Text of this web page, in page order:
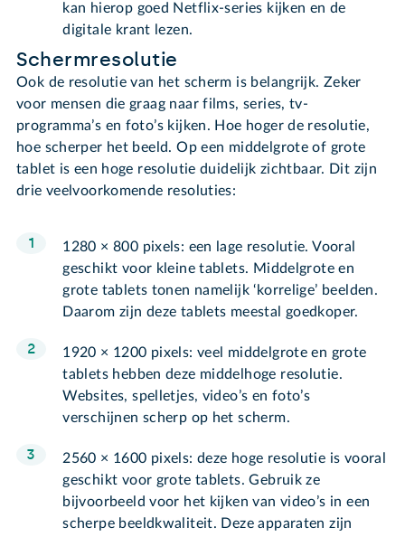
kan hierop goed Netflix-series kijken en de
digitale krant lezen.
Schermresolutie
Ook de resolutie van het scherm is belangrijk. Zeker
voor mensen die graag naar films, series, tv-
programma’s en foto’s kijken. Hoe hoger de resolutie,
hoe scherper het beeld. Op een middelgrote of grote
tablet is een hoge resolutie duidelijk zichtbaar. Dit zijn
drie veelvoorkomende resoluties:
1280 × 800 pixels: een lage resolutie. Vooral
geschikt voor kleine tablets. Middelgrote en
grote tablets tonen namelijk ‘korrelige’ beelden.
Daarom zijn deze tablets meestal goedkoper.
1920 × 1200 pixels: veel middelgrote en grote
tablets hebben deze middelhoge resolutie.
Websites, spelletjes, video’s en foto’s
verschijnen scherp op het scherm.
2560 × 1600 pixels: deze hoge resolutie is vooral
geschikt voor grote tablets. Gebruik ze
bijvoorbeeld voor het kijken van video’s in een
scherpe beeldkwaliteit. Deze apparaten zijn